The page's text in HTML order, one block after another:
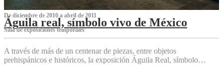
De diciembre de 2010 a abril de 2011
Águila real, símbolo vivo de México
Sala de exposiciones temporales
A través de más de un centenar de piezas, entre objetos
prehispánicos e históricos, la exposición Águila Real, símbolo…